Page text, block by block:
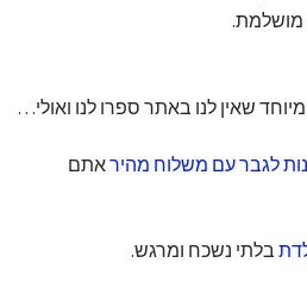
שאין לנו באתר ספרו לנו ואולי…
לגבר עם משלוח מהיראתם
בלתי נשכח ומרגש.